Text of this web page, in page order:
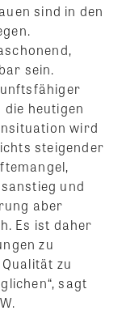
sind in den
sein.
heutigen
wird
steigender
und
aber
Es ist daher
zu
zu
sagt